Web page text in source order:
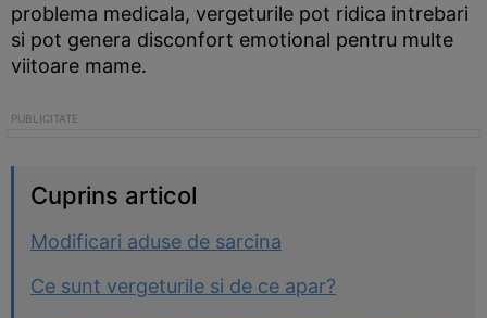
problema medicala, vergeturile pot ridica intrebari
si pot genera disconfort emotional pentru multe
viitoare mame.
Cuprins articol
Modificari aduse de sarcina
Ce sunt vergeturile si de ce apar?